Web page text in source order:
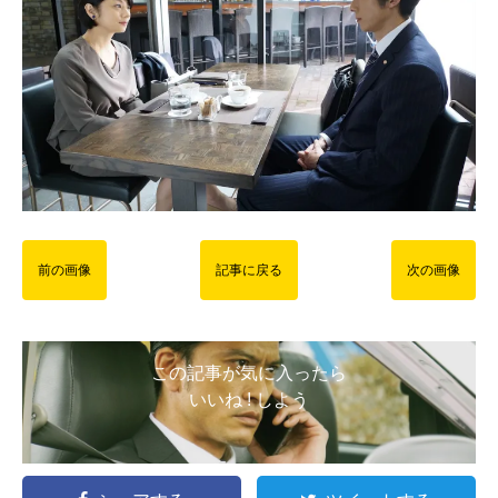
前の画像 記事に戻る 次の画像
この記事が気に入ったら
いいね ! しよう